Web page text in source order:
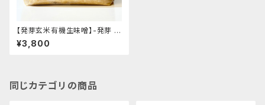
【発芽玄米有機生味噌】-発芽 有
機玄米使用・減塩白味噌タイプ-
"袋入り3kg"│オーガニック 味
¥3,800
同じカテゴリの商品